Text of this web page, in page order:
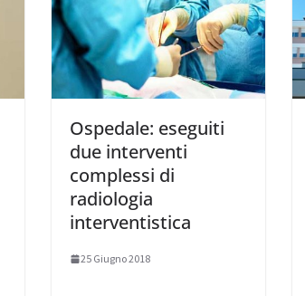
Ospedale: eseguiti
due interventi
complessi di
radiologia
interventistica
25 Giugno 2018